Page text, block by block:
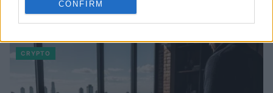
CONFIRM
Continue lendo
CRYPTO